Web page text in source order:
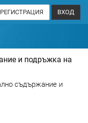
РЕГИСТРАЦИЯ ВХОД
и подръжка на
съдържание и